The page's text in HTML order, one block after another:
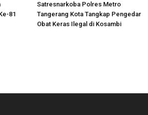
81
Satresnarkoba Polres Metro
Tangerang Kota Tangkap Pengedar
Obat Keras Ilegal di Kosambi